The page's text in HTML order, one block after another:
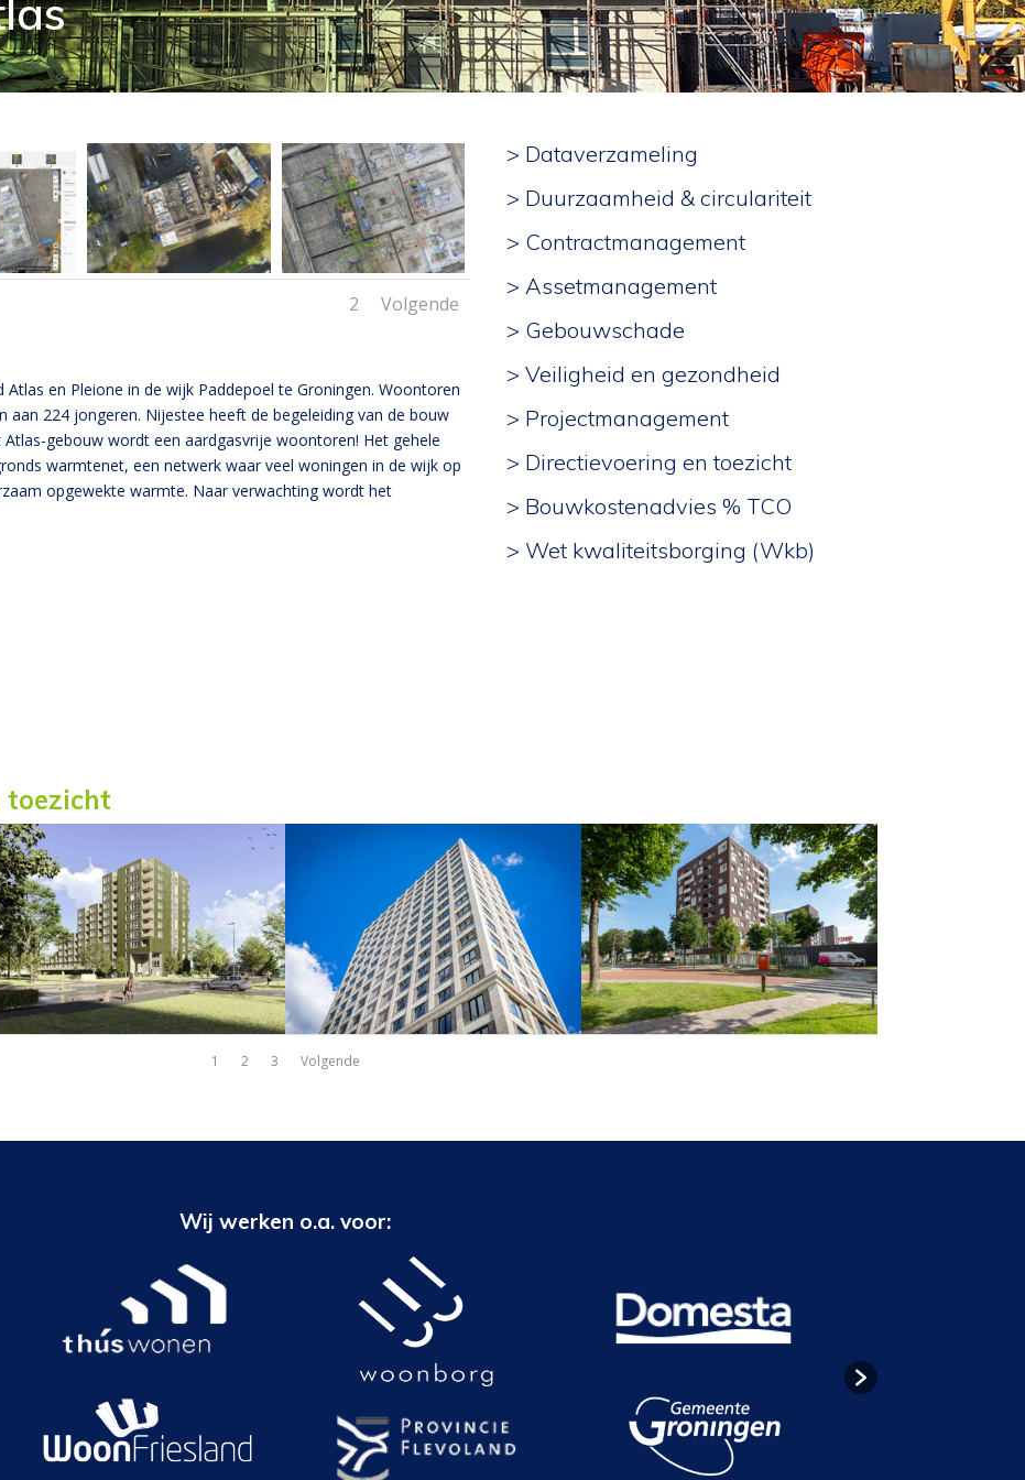
2 Volgende
en Pleione in de wijk Paddepoel te Groningen. Woontoren
224 jongeren. Nijestee heeft de begeleiding van de bouw
gebouw wordt een aardgasvrije woontoren! Het gehele
warmtenet, een netwerk waar veel woningen in de wijk op
opgewekte warmte. Naar verwachting wordt het
> Dataverzameling
> Duurzaamheid & circulariteit
> Contractmanagement
> Assetmanagement
> Gebouwschade
> Veiligheid en gezondheid
> Projectmanagement
> Directievoering en toezicht
> Bouwkostenadvies % TCO
> Wet kwaliteitsborging (Wkb)
toezicht
1 2 3 Volgende
Wij werken o.a. voor: